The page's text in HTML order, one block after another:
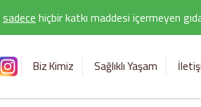
sadecehiçbir katkı maddesi içermeyen
Biz Kimiz Sağlıklı Yaşam